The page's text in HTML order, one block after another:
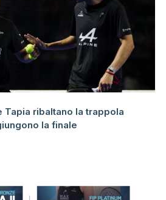
Tapia ribaltano la trappola
la finale